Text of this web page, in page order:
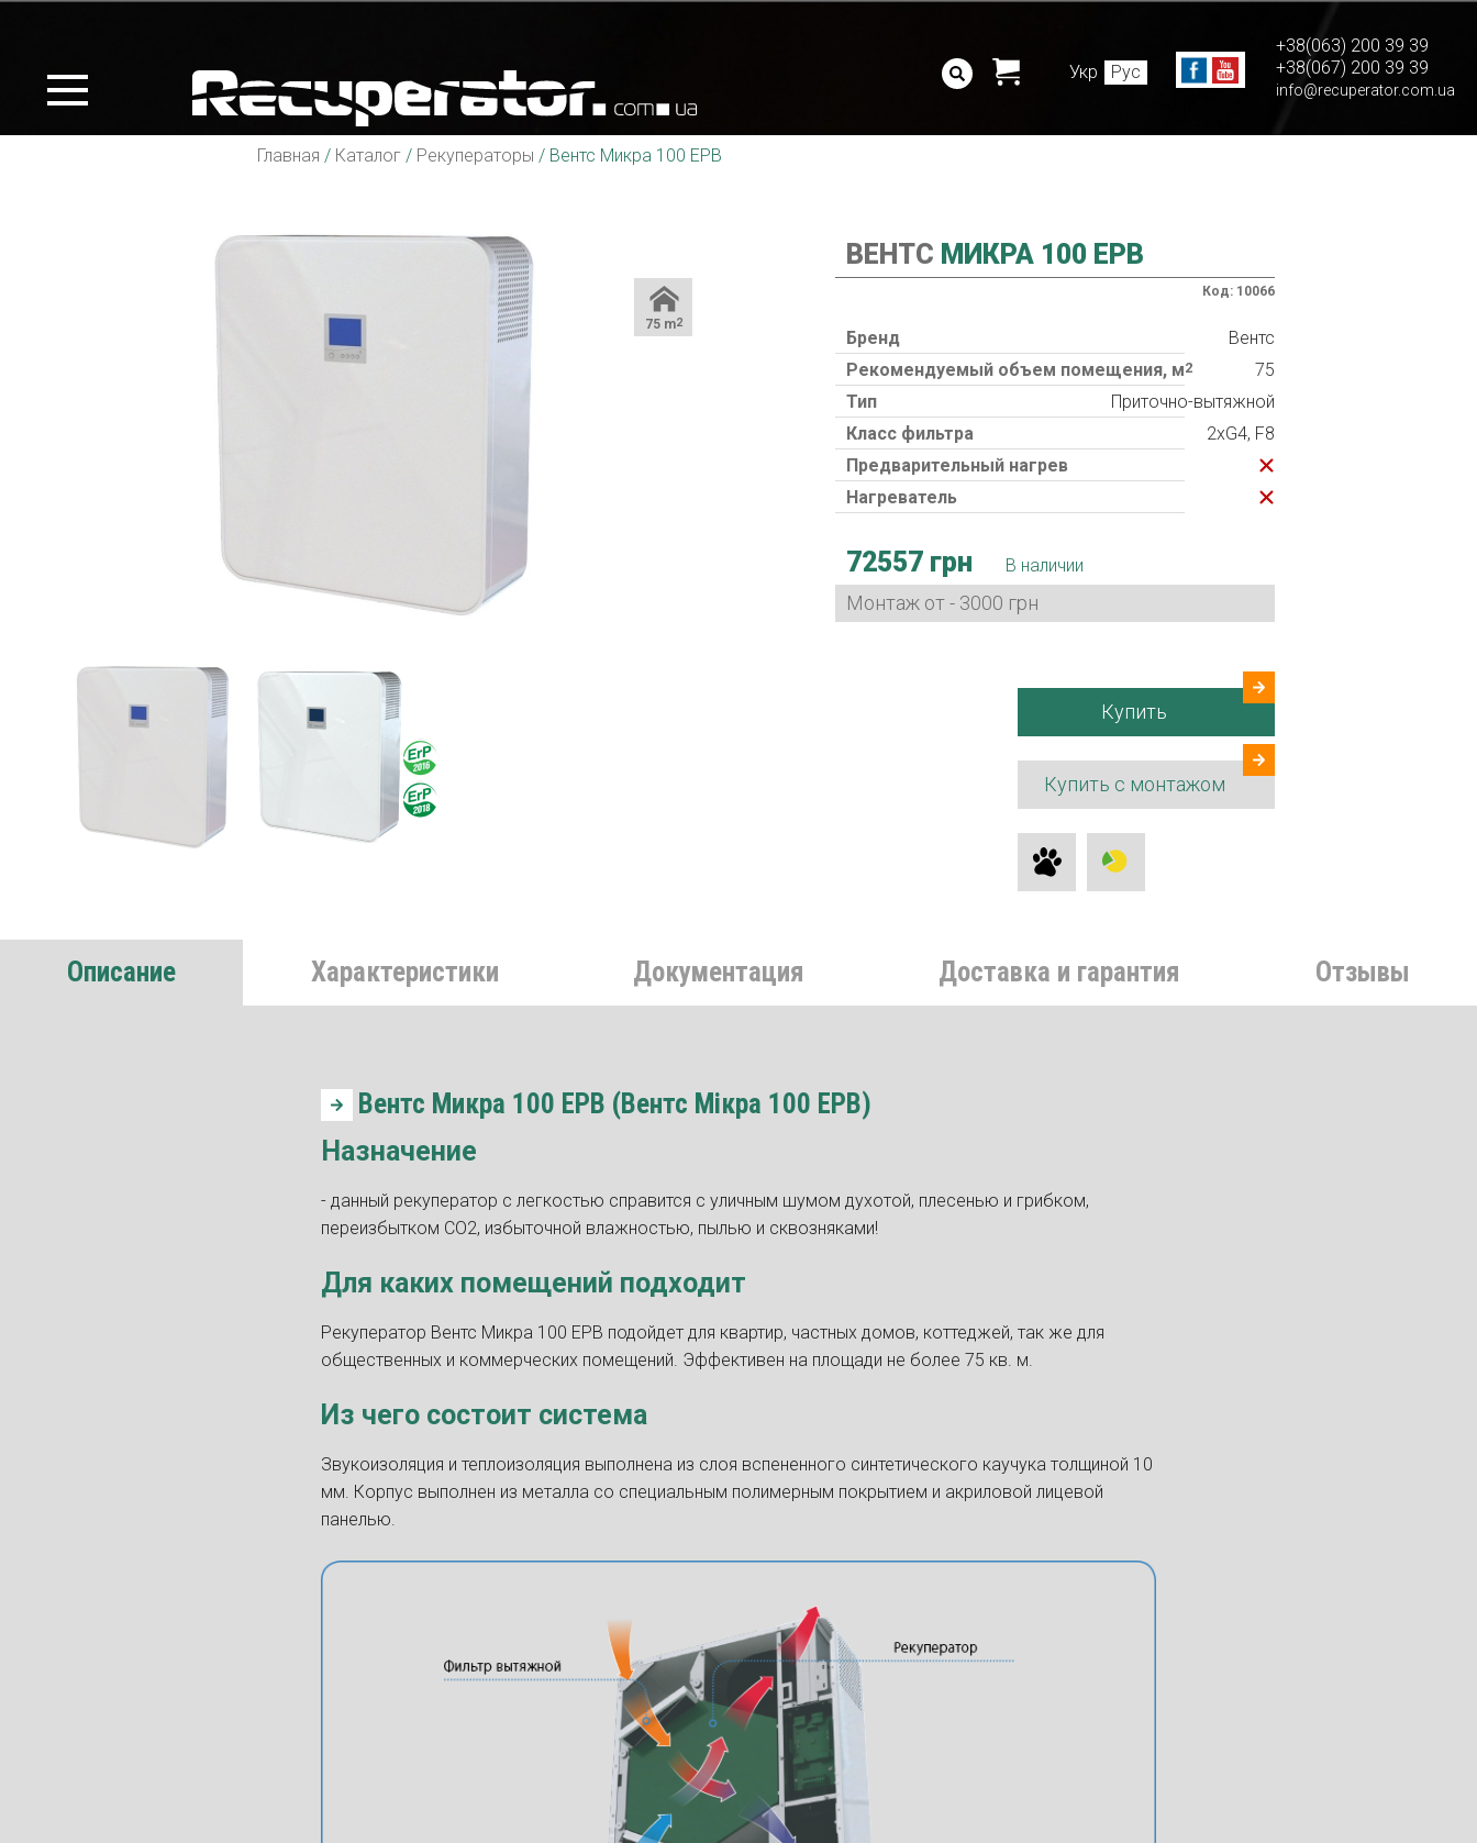
Укр Рус
+38(063) 200 39 39
+38(067) 200 39 39
info@recuperator.com.ua
Главная / Каталог / Рекуператоры / Вентс Микра 100 ЕРВ
75 m2
ВЕНТС МИКРА 100 ЕРВ
Код: 10066
Бренд
Вентс
Рекомендуемый объем помещения, м2
75
Тип
Приточно-вытяжной
Класс фильтра
2хG4, F8
Предварительный нагрев
Нагреватель
72557 грн В наличии
Монтаж от - 3000 грн
Купить
Купить с монтажом
Описание Характеристики Документация Доставка и гарантия Отзывы
Вентс Микра 100 ЕРВ (Вентс Мікра 100 ЕРВ)
Назначение
- данный рекуператор с легкостью справится с уличным шумом духотой, плесенью и грибком,
переизбытком СО2, избыточной влажностью, пылью и сквозняками!
Для каких помещений подходит
Рекуператор Вентс Микра 100 ЕРВ подойдет для квартир, частных домов, коттеджей, так же для
общественных и коммерческих помещений. Эффективен на площади не более 75 кв. м.
Из чего состоит система
Звукоизоляция и теплоизоляция выполнена из слоя вспененного синтетического каучука толщиной 10
мм. Корпус выполнен из металла со специальным полимерным покрытием и акриловой лицевой
панелью.